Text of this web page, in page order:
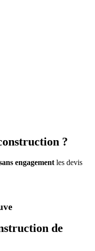
?
engagement les devis
de